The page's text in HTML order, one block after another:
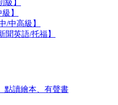
級】
】
/中高級】
聞英語/托福】
點讀繪本、有聲書